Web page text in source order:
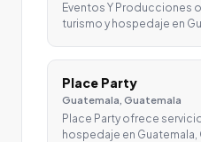
Eventos Y Producciones
turismo y hospedaje en
Place Party
Guatemala, Guatemala
Place Party ofrece
hospedaje en Guatemala,